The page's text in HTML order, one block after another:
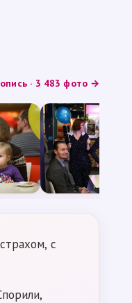
· 3 483 фото →
с